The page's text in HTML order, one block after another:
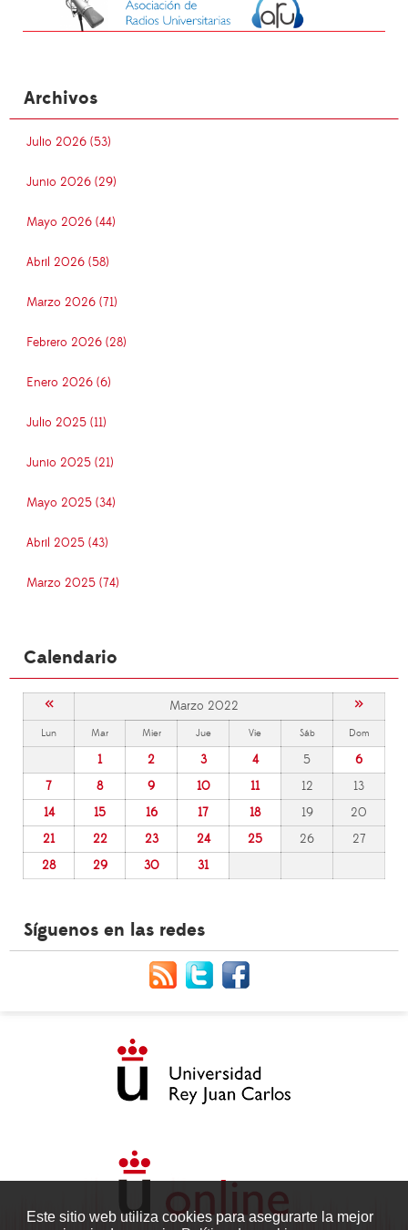
Este sitio web utiliza cookies para asegurarte la mejor
Archivos
Julio 2026 (53)
Junio 2026 (29)
Mayo 2026 (44)
Abril 2026 (58)
Marzo 2026 (71)
Febrero 2026 (28)
Enero 2026 (6)
Julio 2025 (11)
Junio 2025 (21)
Mayo 2025 (34)
Abril 2025 (43)
Marzo 2025 (74)
Calendario
« Marzo 2022 »
Lun Mar Mier Jue Vie Sáb Dom
1 2 3 4 5
6
7
8 9 10 11 12
13
14
15 16 17 18 19
20
21
22 23 24 25 26
27
28
29 30 31
Síguenos en las redes